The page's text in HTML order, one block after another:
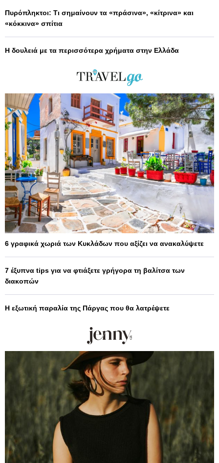
Πυρόπληκτοι: Τι σημαίνουν τα «πράσινα», «κίτρινα» και
«κόκκινα» σπίτια
Η δουλειά με τα περισσότερα χρήματα στην Ελλάδα
6 γραφικά χωριά των Κυκλάδων που αξίζει να ανακαλύψετε
7 έξυπνα tips για να φτιάξετε γρήγορα τη βαλίτσα των
διακοπών
Η εξωτική παραλία της Πάργας που θα λατρέψετε